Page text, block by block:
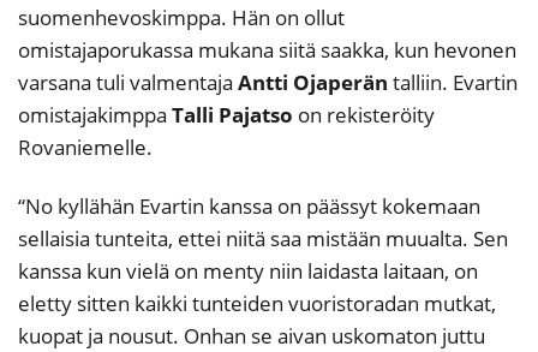
suomenhevoskimppa. Hän on ollut
omistajaporukassa mukana siitä saakka, kun hevonen
varsana tuli valmentaja Antti Ojaperän talliin. Evartin
omistajakimppa Talli Pajatso on rekisteröity
Rovaniemelle.
“No kyllähän Evartin kanssa on päässyt kokemaan
sellaisia tunteita, ettei niitä saa mistään muualta. Sen
kanssa kun vielä on menty niin laidasta laitaan, on
eletty sitten kaikki tunteiden vuoristoradan mutkat,
kuopat ja nousut. Onhan se aivan uskomaton juttu